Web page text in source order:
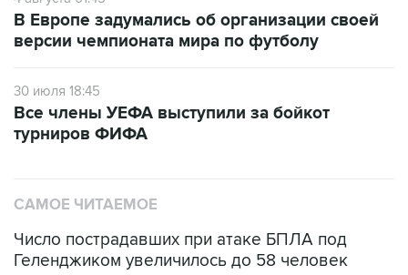
В Европе задумались об организации своей
версии чемпионата мира по футболу
30 июля 18:45
Все члены УЕФА выступили за бойкот
турниров ФИФА
САМОЕ ЧИТАЕМОЕ
Число пострадавших при атаке БПЛА под
Геленджиком увеличилось до 58 человек